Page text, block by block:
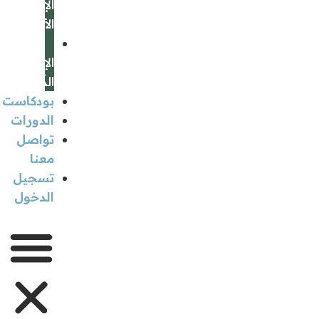
الإرشاد
الأسري
الإعداد
الذّهني
بودكاست
الدورات
تواصل
معنا
تسجيل
الدخول